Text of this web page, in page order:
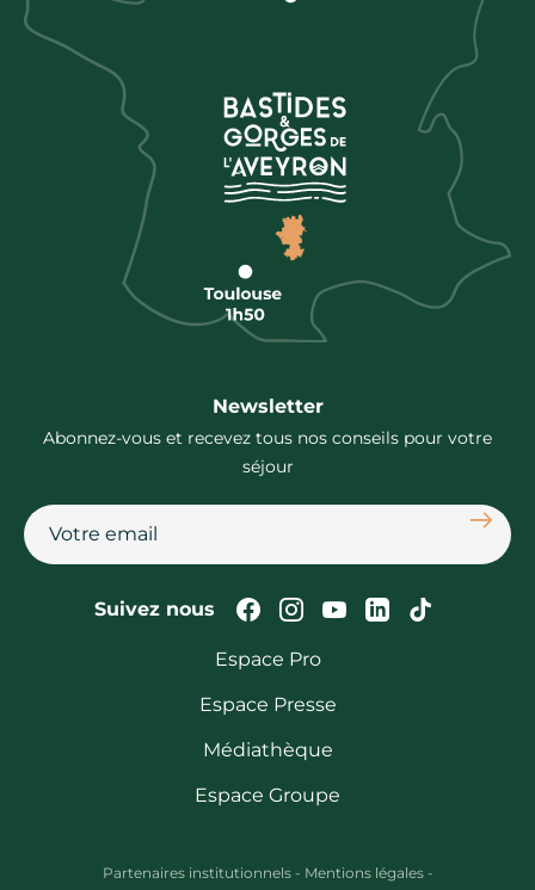
Newsletter
Abonnez-vous et recevez tous nos conseils pour votre
séjour
Suivez nous Suivez-nous sur
Suivez-nous sur
Suivez-nous
Suivez-Suivez-
Espace Pro
Espace Presse
Médiathèque
Espace Groupe
Partenaires institutionnels - Mentions légales -